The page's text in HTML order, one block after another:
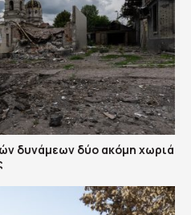
δυνάμεων δύο ακόμη χωριά